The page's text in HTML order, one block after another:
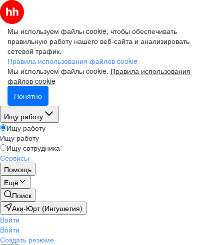
Мы используем файлы cookie, чтобы обеспечивать
правильную работу нашего веб-сайта и анализировать
сетевой трафик.
Правила использования файлов cookie
Мы используем файлы cookie. Правила использования
файлов cookie
Понятно
Ищу работу
Ищу работу
Ищу работу
Ищу сотрудника
Сервисы
Помощь
Ещё
Поиск
Аки-Юрт (Ингушетия)
Войти
Войти
Создать резюме